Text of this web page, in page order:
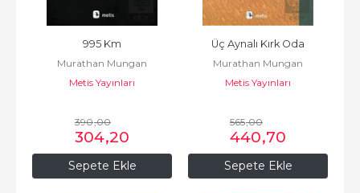
Sepete Ekle
995 Km
Murathan Mungan
Metis Yayınları
390,00
304,20
Sepete Ekle
Üç Aynalı Kırk Oda
Murathan Mungan
Metis Yayınları
565,00
440,70